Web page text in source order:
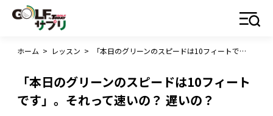
ホーム > レッスン > 「本日のグリーンのスピードは10フィートです」。それって速いの？ 遅いの？
「本日のグリーンのスピードは10フィート
です」。それって速いの？ 遅いの？